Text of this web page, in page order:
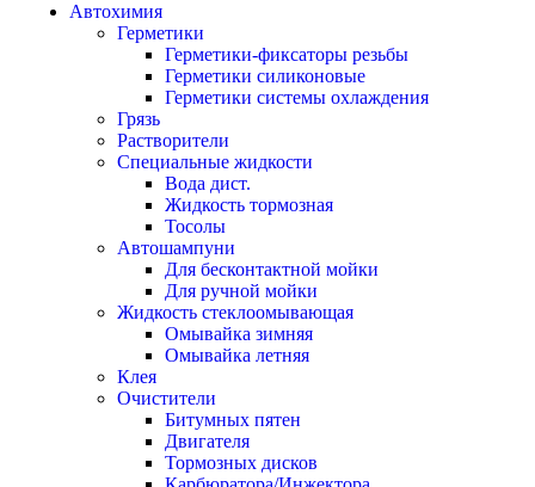
Автохимия
Герметики
Герметики-фиксаторы резьбы
Герметики силиконовые
Герметики системы охлаждения
Грязь
Растворители
Специальные жидкости
Вода дист.
Жидкость тормозная
Тосолы
Автошампуни
Для бесконтактной мойки
Для ручной мойки
Жидкость стеклоомывающая
Омывайка зимняя
Омывайка летняя
Клея
Очистители
Битумных пятен
Двигателя
Тормозных дисков